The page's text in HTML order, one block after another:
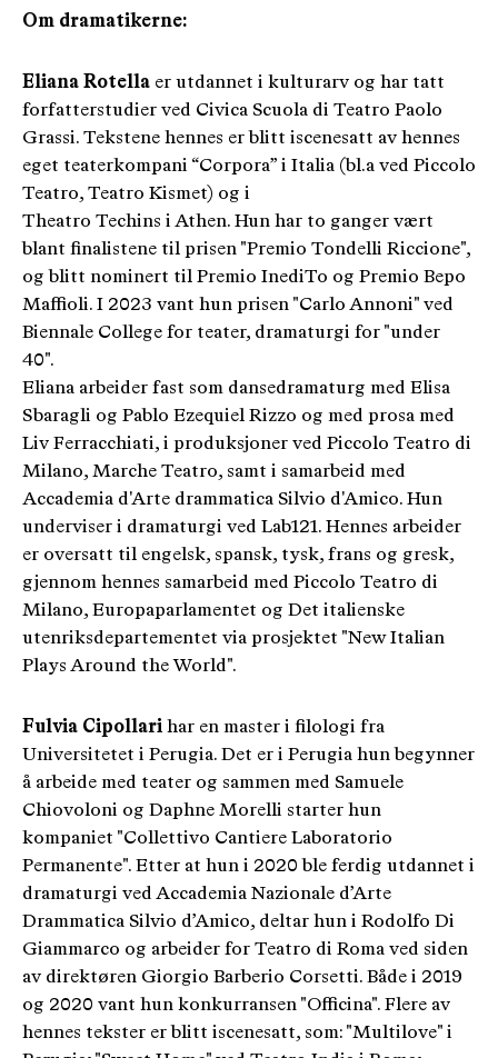
Om dramatikerne:
Eliana Rotella er utdannet i kulturarv og har tatt
forfatterstudier ved Civica Scuola di Teatro Paolo
Grassi. Tekstene hennes er blitt iscenesatt av hennes
eget teaterkompani “Corpora” i Italia (bl.a ved Piccolo
Teatro, Teatro Kismet) og i
Theatro Techins i Athen. Hun har to ganger vært
blant finalistene til prisen "Premio Tondelli Riccione",
og blitt nominert til Premio InediTo og Premio Bepo
Maffioli. I 2023 vant hun prisen "Carlo Annoni" ved
Biennale College for teater, dramaturgi for "under
40".
Eliana arbeider fast som dansedramaturg med Elisa
Sbaragli og Pablo Ezequiel Rizzo og med prosa med
Liv Ferracchiati, i produksjoner ved Piccolo Teatro di
Milano, Marche Teatro, samt i samarbeid med
Accademia d'Arte drammatica Silvio d'Amico. Hun
underviser i dramaturgi ved Lab121. Hennes arbeider
er oversatt til engelsk, spansk, tysk, frans og gresk,
gjennom hennes samarbeid med Piccolo Teatro di
Milano, Europaparlamentet og Det italienske
utenriksdepartementet via prosjektet "New Italian
Plays Around the World".
Fulvia Cipollari har en master i filologi fra
Universitetet i Perugia. Det er i Perugia hun begynner
å arbeide med teater og sammen med Samuele
Chiovoloni og Daphne Morelli starter hun
kompaniet "Collettivo Cantiere Laboratorio
Permanente". Etter at hun i 2020 ble ferdig utdannet i
dramaturgi ved Accademia Nazionale d’Arte
Drammatica Silvio d’Amico, deltar hun i Rodolfo Di
Giammarco og arbeider for Teatro di Roma ved siden
av direktøren Giorgio Barberio Corsetti. Både i 2019
og 2020 vant hun konkurransen "Officina". Flere av
hennes tekster er blitt iscenesatt, som: "Multilove" i